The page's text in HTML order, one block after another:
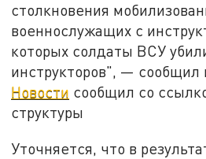
столкновения
военнослужащих с
которых солдаты ВСУ
инструкторов", — сообщил
Новости сообщил со
структуры
Уточняется, что в